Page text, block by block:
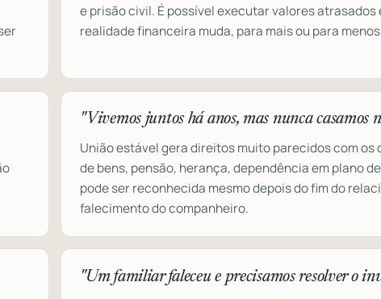
e prisão civil. É possível executar valores atrasados
realidade financeira muda, para mais ou para
"Vivemos juntos há anos, mas nunca casamos
União estável gera direitos muito parecidos com
de bens, pensão, herança, dependência em plano de
pode ser reconhecida mesmo depois do fim do
falecimento do companheiro.
"Um familiar faleceu e precisamos resolver o